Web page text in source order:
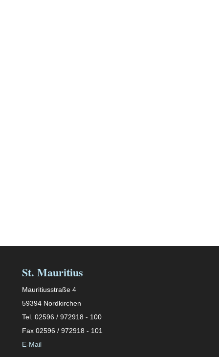
St. Mauritius
Mauritiusstraße 4
59394 Nordkirchen
Tel. 02596 / 972918 - 100
Fax 02596 / 972918 - 101
E-Mail